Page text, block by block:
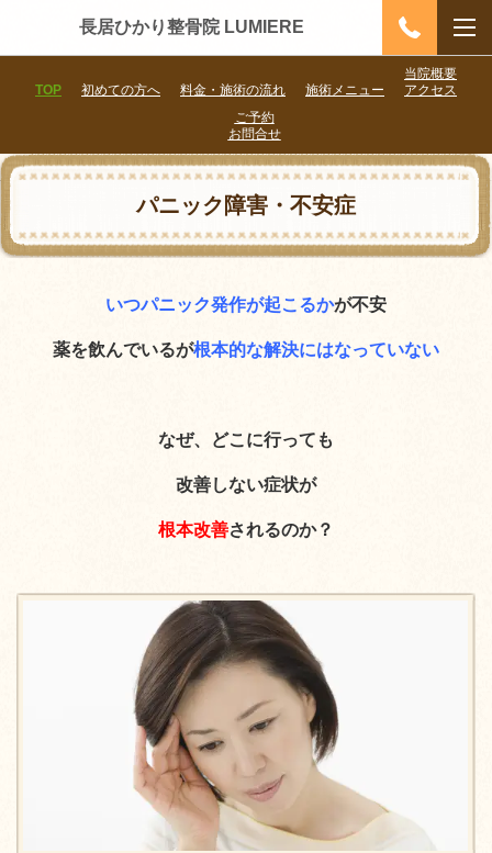
長居ひかり整骨院 LUMIERE
TOP 初めての方へ 料金・施術の流れ 施術メニュー
当院概要
アクセス
ご予約
お問合せ
パニック障害・不安症
いつパニック発作が起こるかが不安
薬を飲んでいるが根本的な解決にはなっていない
なぜ、どこに行っても
改善しない症状が
根本改善されるのか？